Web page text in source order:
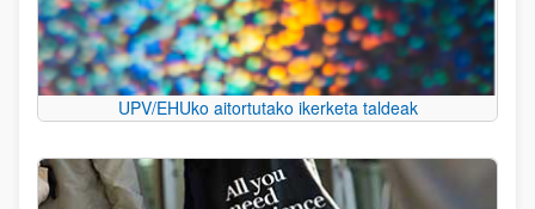
UPV/EHUko aitortutako ikerketa taldeak